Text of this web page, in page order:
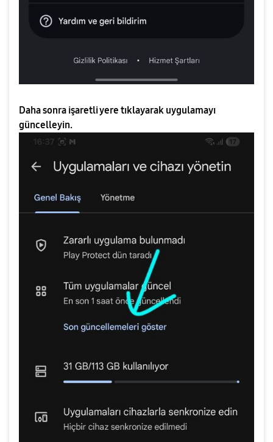
Daha sonra işaretli yere tıklayarak uygulamayı
güncelleyin.